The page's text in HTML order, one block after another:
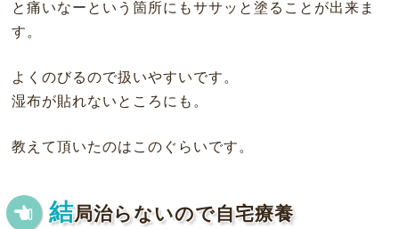
と痛いなーという箇所にもササッと塗ることが出来ま
す。
よくのびるので扱いやすいです。
湿布が貼れないところにも。
教えて頂いたのはこのぐらいです。
結局治らないので自宅療養